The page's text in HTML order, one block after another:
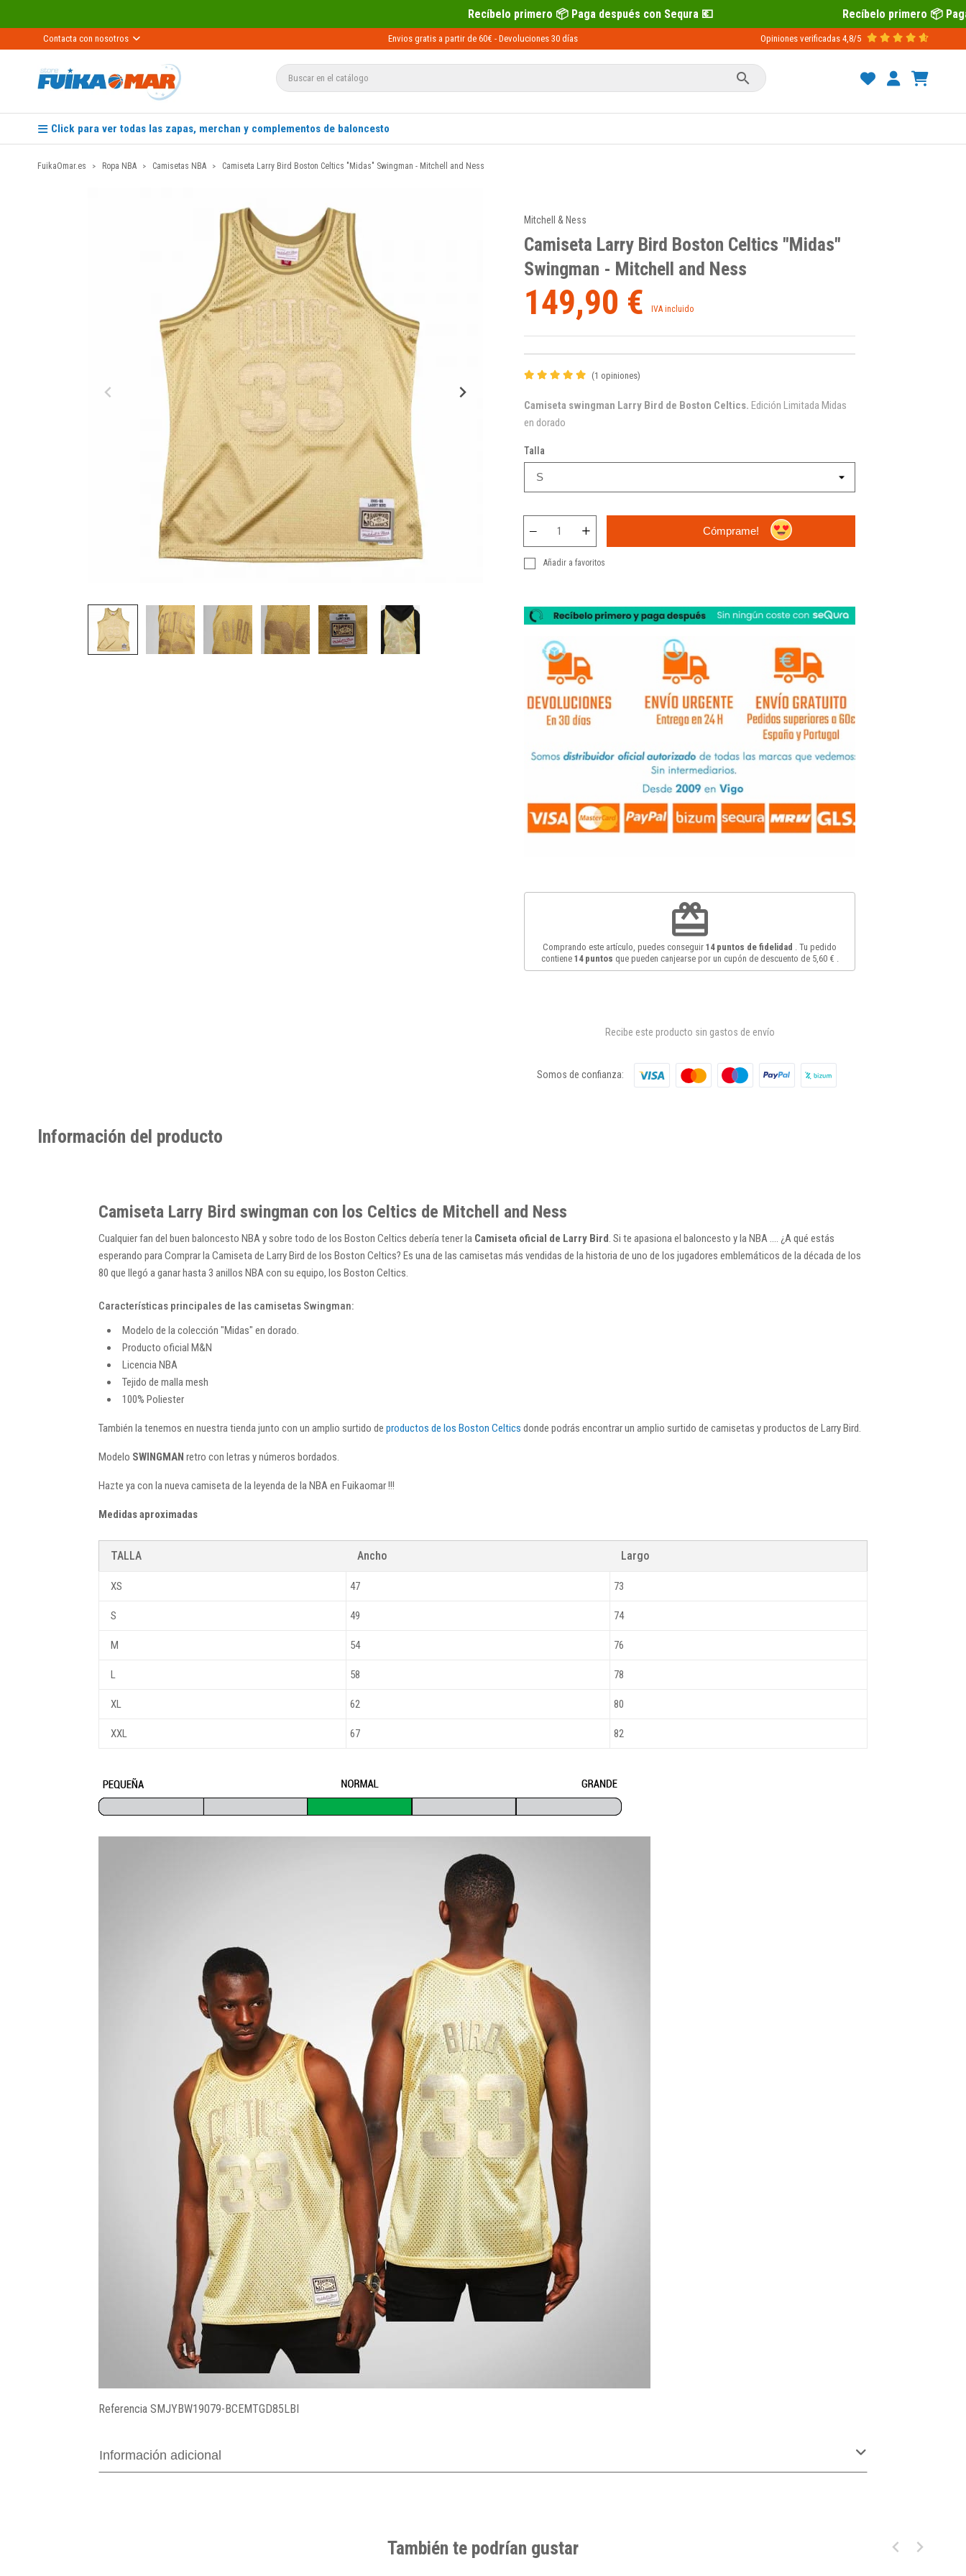
Recíbelo primero 📦 Paga después con Sequra 💶 Recíbelo primero 📦 Paga después con
Contacta con nosotros Envios gratis a partir de 60€ - Devoluciones 30 días Opiniones verificadas 4,8/5

Click para ver todas las zapas, merchan y complementos de baloncesto
FuikaOmar.es Ropa NBA Camisetas NBA Camiseta Larry Bird Boston Celtics "Midas" Swingman - Mitchell and Ness
Mitchell & Ness
Camiseta Larry Bird Boston Celtics "Midas"
Swingman - Mitchell and Ness
149,90 € IVA incluido
(1 opiniones)
Camiseta swingman Larry Bird de Boston Celtics. Edición Limitada Midas
en dorado
Talla
Cómprame!
Añadir a favoritos
redeem
Comprando este artículo, puedes conseguir 14puntos de fidelidad . Tu pedido
contiene 14puntos que pueden canjearse por un cupón de descuento de 5,60 €
Recibe este producto sin gastos de envío
Somos de confianza:
Información del producto
Camiseta Larry Bird swingman con los Celtics de Mitchell and Ness
Cualquier fan del buen baloncesto NBA y sobre todo de los Boston Celtics debería tener la Camiseta oficial de Larry Bird. Si te apasiona el baloncesto y la NBA …. ¿A qué estás
esperando para Comprar la Camiseta de Larry Bird de los Boston Celtics? Es una de las camisetas más vendidas de la historia de uno de los jugadores emblemáticos de la década de los
80 que llegó a ganar hasta 3 anillos NBA con su equipo, los Boston Celtics.
Características principales de las camisetas Swingman:
Modelo de la colección "Midas" en dorado.
Producto oficial M&N
Licencia NBA
Tejido de malla mesh
100% Poliester
También la tenemos en nuestra tienda junto con un amplio surtido de productos de los Boston Celtics donde podrás encontrar un amplio surtido de camisetas y productos de Larry Bird.
Modelo SWINGMAN retro con letras y números bordados.
Hazte ya con la nueva camiseta de la leyenda de la NBA en Fuikaomar !!!
Medidas aproximadas
TALLA Ancho Largo
XS 47 73
S 49 74
M 54 76
L 58 78
XL 62 80
XXL 67 82
Referencia SMJYBW19079-BCEMTGD85LBI
Información adicional
También te podrían gustar